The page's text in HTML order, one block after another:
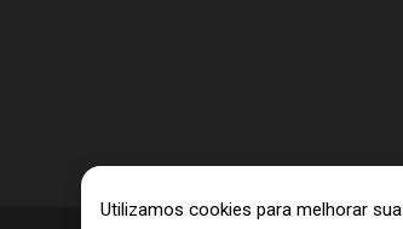
Utilizamos cookies para melhorar